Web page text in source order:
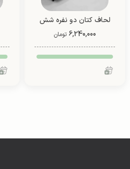
لحاف کتان دو نفره شش
تیکه
6,240,000 تومان